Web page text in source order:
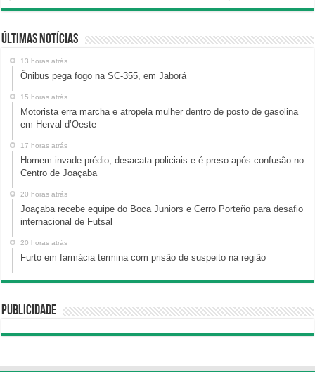
Últimas Notícias
13 horas atrás
Ônibus pega fogo na SC-355, em Jaborá
15 horas atrás
Motorista erra marcha e atropela mulher dentro de posto de gasolina
em Herval d’Oeste
17 horas atrás
Homem invade prédio, desacata policiais e é preso após confusão no
Centro de Joaçaba
20 horas atrás
Joaçaba recebe equipe do Boca Juniors e Cerro Porteño para desafio
internacional de Futsal
20 horas atrás
Furto em farmácia termina com prisão de suspeito na região
Publicidade